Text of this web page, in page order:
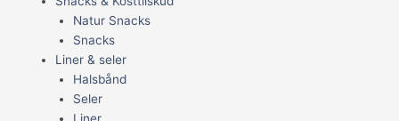
Natur Snacks
Snacks
Liner & seler
Halsbånd
Seler
Liner